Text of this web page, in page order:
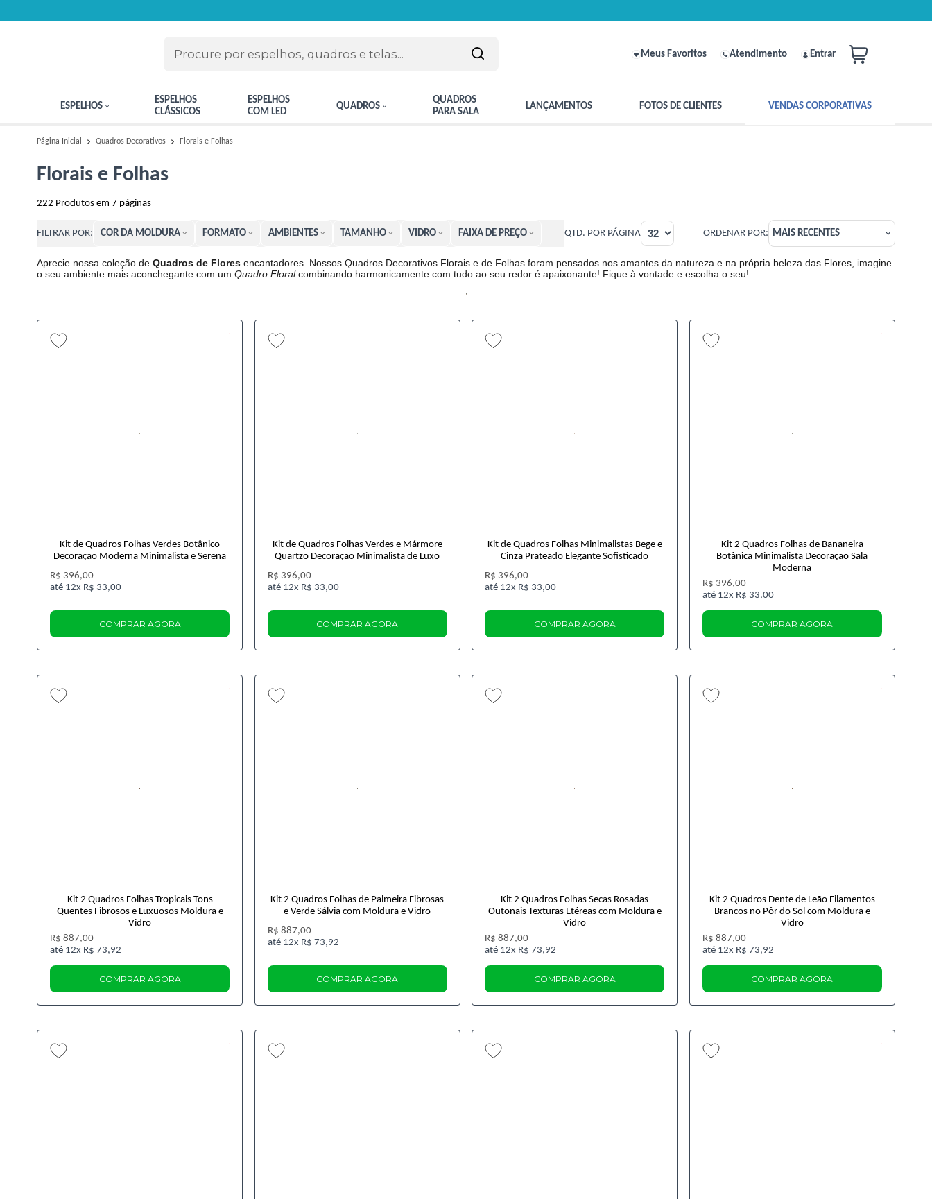
Meus Favoritos Atendimento Entrar
ESPELHOS
ESPELHOS
CLÁSSICOS
ESPELHOS
COM LED
QUADROS
QUADROS
PARA SALA
LANÇAMENTOS FOTOS DE CLIENTES VENDAS CORPORATIVAS
Página Inicial Quadros Decorativos Florais e Folhas
Florais e Folhas
222 Produtos em 7 páginas
FILTRAR POR: COR DA MOLDURA FORMATO AMBIENTES TAMANHO VIDRO FAIXA DE PREÇO QTD. POR PÁGINA ORDENAR POR: MAIS RECENTES
Aprecie nossa coleção de Quadros de Flores encantadores. Nossos Quadros Decorativos Florais e de Folhas foram pensados nos amantes da natureza e na própria beleza das Flores, imagine
o seu ambiente mais aconchegante com um Quadro Floralcombinando harmonicamente com tudo ao seu redor é apaixonante! Fique à vontade e escolha o seu!
Kit de Quadros Folhas Verdes Botânico
Decoração Moderna Minimalista e Serena
R$ 396,00
12x R$ 33,00
COMPRAR AGORA
Kit de Quadros Folhas Verdes e Mármore
Quartzo Decoração Minimalista de Luxo
R$ 396,00
12x R$ 33,00
COMPRAR AGORA
Kit de Quadros Folhas Minimalistas Bege e
Cinza Prateado Elegante Sofisticado
R$ 396,00
12x R$ 33,00
COMPRAR AGORA
Kit 2 Quadros Folhas de Bananeira
Botânica Minimalista Decoração Sala
Moderna
R$ 396,00
12x R$ 33,00
COMPRAR AGORA
Kit 2 Quadros Folhas Tropicais Tons
Quentes Fibrosos e Luxuosos Moldura e
Vidro
R$ 887,00
12x R$ 73,92
COMPRAR AGORA
Kit 2 Quadros Folhas de Palmeira Fibrosas
e Verde Sálvia com Moldura e Vidro
R$ 887,00
12x R$ 73,92
COMPRAR AGORA
Kit 2 Quadros Folhas Secas Rosadas
Outonais Texturas Etéreas com Moldura e
Vidro
R$ 887,00
12x R$ 73,92
COMPRAR AGORA
Kit 2 Quadros Dente de Leão Filamentos
Brancos no Pôr do Sol com Moldura e
Vidro
R$ 887,00
12x R$ 73,92
COMPRAR AGORA